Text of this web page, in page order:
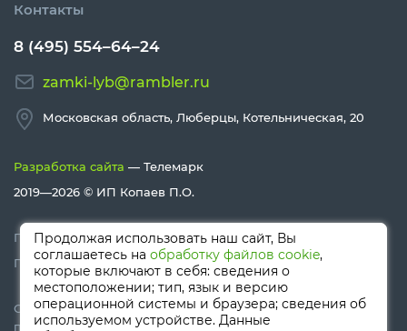
Контакты
8 (495) 554–64–24
zamki-lyb@rambler.ru
Московская область, Люберцы, Котельническая, 20
Разработка сайта — Телемарк
2019—2026 © ИП Копаев П.О.
Политика конфиденциальности
Политика Cookies
Сайт носит информационный характер и не является
публичной офертой, определяемой положениями Статьи
Продолжая использовать наш сайт, Вы
соглашаетесь наобработку файлов cookie,
которые включают в себя: сведения о
местоположении; тип, язык и версию
операционной системы и браузера; сведения об
используемом устройстве. Данные